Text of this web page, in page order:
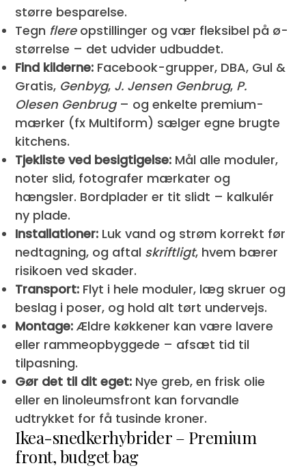
større besparelse.
Tegn flereopstillinger og vær fleksibel på ø-
størrelse – det udvider udbuddet.
Find kilderne: Facebook-grupper, DBA, Gul &
Gratis, Genbyg, J. Jensen Genbrug, P.
Olesen Genbrug– og enkelte premium-
mærker (fx Multiform) sælger egne brugte
kitchens.
Tjekliste ved besigtigelse: Mål alle moduler,
noter slid, fotografer mærkater og
hængsler. Bordplader er tit slidt – kalkulér
ny plade.
Installationer: Luk vand og strøm korrekt før
nedtagning, og aftal skriftligt, hvem bærer
risikoen ved skader.
Transport: Flyt i hele moduler, læg skruer og
beslag i poser, og hold alt tørt undervejs.
Montage: Ældre køkkener kan være lavere
eller rammeopbyggede – afsæt tid til
tilpasning.
Gør det til dit eget: Nye greb, en frisk olie
eller en linoleumsfront kan forvandle
udtrykket for få tusinde kroner.
Ikea-snedkerhybrider – Premium
front, budget bag